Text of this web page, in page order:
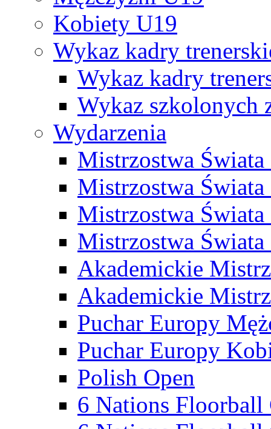
Kobiety U19
Wykaz kadry
Wykaz kadry
Wykaz szkolonych
Wydarzenia
Mistrzostwa
Mistrzostwa
Mistrzostwa
Mistrzostwa
Akademickie
Akademickie
Puchar Europy
Puchar Europy
Polish Open
6 Nations Floorball